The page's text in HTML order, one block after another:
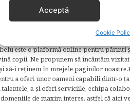
Acceptă
Cookie
născut din plăcerea autorilor ei de a scrie,
a realiza cel mai complex proiect în
este o plaformă online pentru părinţi
copii. Ne propunem să încântăm
să-i reţinem în mrejele paginilor noastre.​
a oferi unor oameni capabili dintr-o
a-şi oferi serviciile, echipa
de maxim interes, astfel că aici